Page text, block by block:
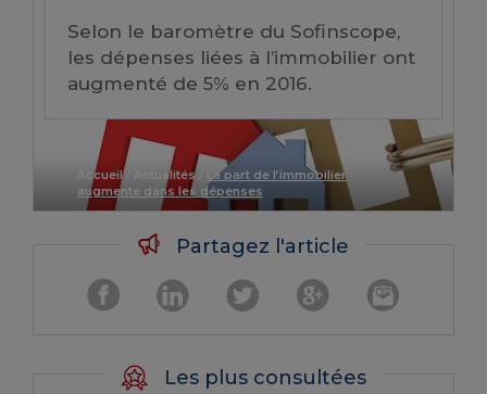
Selon le baromètre du Sofinscope,
les dépenses liées à l’immobilier ont
augmenté de 5% en 2016.
Accueil/ Actualités
La part de l’immobilier
augmente dans les dépenses
Partagez l'article
Les plus consultées